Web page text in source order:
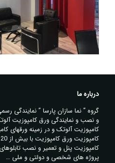
درباره ما
گروه ” نما سازان پارسا ” نمایندگی
و نصب و نمایندگی ورق کامپوزیت
کامپوزیت آلوتک و در زمینه ورقهای
کامپوزیت پنل و تعمیر و نصب
پروژه های شخصی و دولتی و ملی …